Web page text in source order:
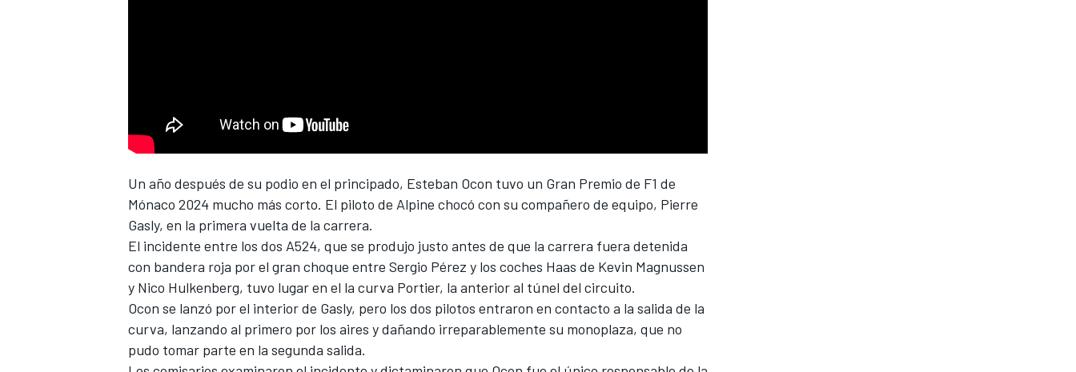
Un año después de su podio en el principado, Esteban Ocon tuvo un Gran Premio de F1 de
Mónaco 2024 mucho más corto. El piloto de Alpine chocó con su compañero de equipo, Pierre
Gasly, en la primera vuelta de la carrera.
El incidente entre los dos A524, que se produjo justo antes de que la carrera fuera detenida
con bandera roja por el gran choque entre Sergio Pérez y los coches Haas de Kevin Magnussen
y Nico Hulkenberg, tuvo lugar en el la curva Portier, la anterior al túnel del circuito.
Ocon se lanzó por el interior de Gasly, pero los dos pilotos entraron en contacto a la salida de la
curva, lanzando al primero por los aires y dañando irreparablemente su monoplaza, que no
pudo tomar parte en la segunda salida.